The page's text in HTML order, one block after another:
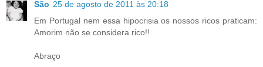
São 25 de agosto de 2011 às 20:18
Em Portugal nem essa hipocrisia os nossos ricos praticam:
Amorim não se considera rico!!
Abraço